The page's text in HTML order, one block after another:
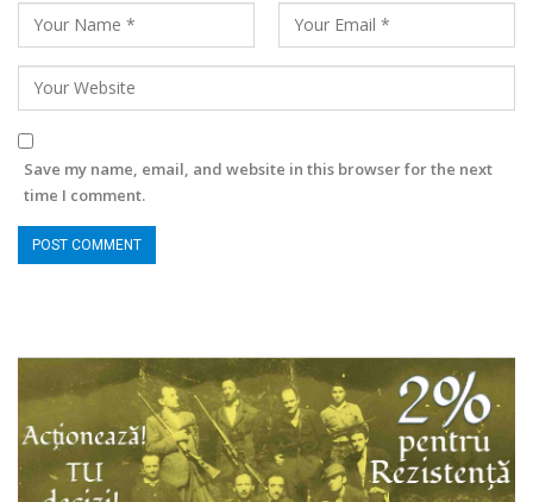
Save my name, email, and website in this browser for the next
time I comment.